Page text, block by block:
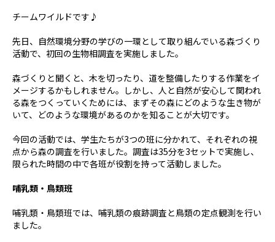
チームワイルドです♪
先日、自然環境分野の学びの一環として取り組んでいる森づくり
活動で、初回の生物相調査を実施しました。
森づくりと聞くと、木を切ったり、道を整備したりする作業をイ
メージするかもしれません。しかし、人と自然が安心して関われ
る森をつくっていくためには、まずその森にどのような生き物が
いて、どのような環境があるのかを知ることが大切です。
今回の活動では、学生たちが3つの班に分かれて、それぞれの視
点から森の調査を行いました。調査は35分を3セットで実施し、
限られた時間の中で各班が役割を持って活動しました。
哺乳類・鳥類班
哺乳類・鳥類班では、哺乳類の痕跡調査と鳥類の定点観測を行い
ました。